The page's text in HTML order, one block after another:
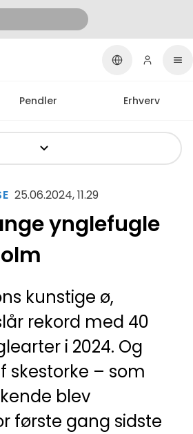
Pendler Erhverv
25.06.2024, 11.29
ynglefugle
kunstige ø,
rekord med 40
i 2024. Og
skestorke – som
blev
første gang sidste